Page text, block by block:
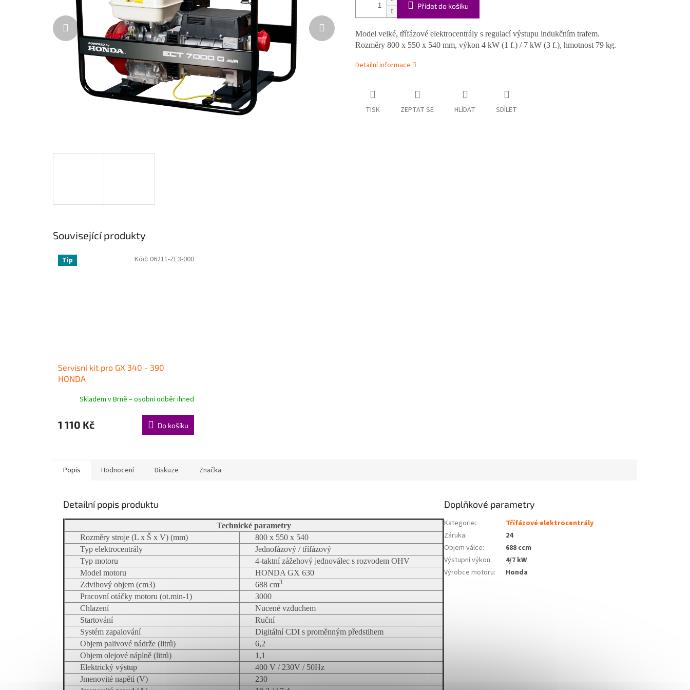
Přidat do košíku
Model velké, třífázové elektrocentrály s regulací výstupu indukčním trafem.
Rozměry 800 x 550 x 540 mm, výkon 4 kW (1 f.) / 7 kW (3 f.), hmotnost 79 kg.
Detailní informace
TISK ZEPTAT SE HLÍDAT SDÍLET
Související produkty
Tip
Servisní kit pro GX 340 - 390
HONDA
Skladem v Brně – osobní odběr ihned
1 110 Kč Do košíku
Kód: 06211-ZE3-000
Popis Hodnocení Diskuze Značka
Detailní popis produktu
Technické parametry
Rozměry stroje (L x Š x V) (mm)
800 x 550 x 540
Typ elektrocentrály
Jednofázový / třífázový
Typ motoru
4-taktní zážehový jednoválec s rozvodem OHV
Model motoru
HONDA GX 630
Zdvihový objem (cm3)
688 cm3
Pracovní otáčky motoru (ot.min-1)
3000
Chlazení
Nucené vzduchem
Startování
Ruční
Systém zapalování
Digitální CDI s proměnným předstihem
Objem palivové nádrže (litrů)
6,2
Objem olejové náplně (litrů)
1,1
Elektrický výstup
400 V / 230V / 50Hz
Jmenovité napětí (V)
230
Doplňkové parametry
Kategorie:
Třífázové elektrocentrály
Záruka:
24
Objem válce:
688 ccm
Výstupní výkon:
4/7 kW
Výrobce motoru: Honda